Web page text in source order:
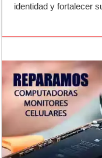
identidad y fortalecer